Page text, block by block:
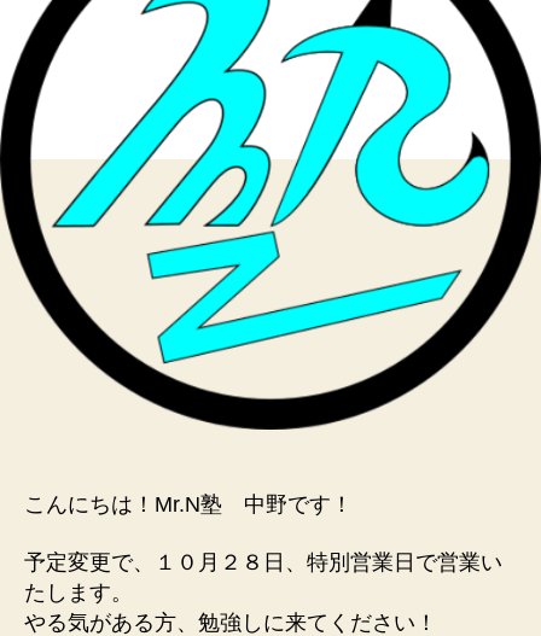
別
営
業
の
こんにちは！Mr.N塾 中野です！
予定変更で、１０月２８日、特別営業日で営業い
たします。
やる気がある方、勉強しに来てください！